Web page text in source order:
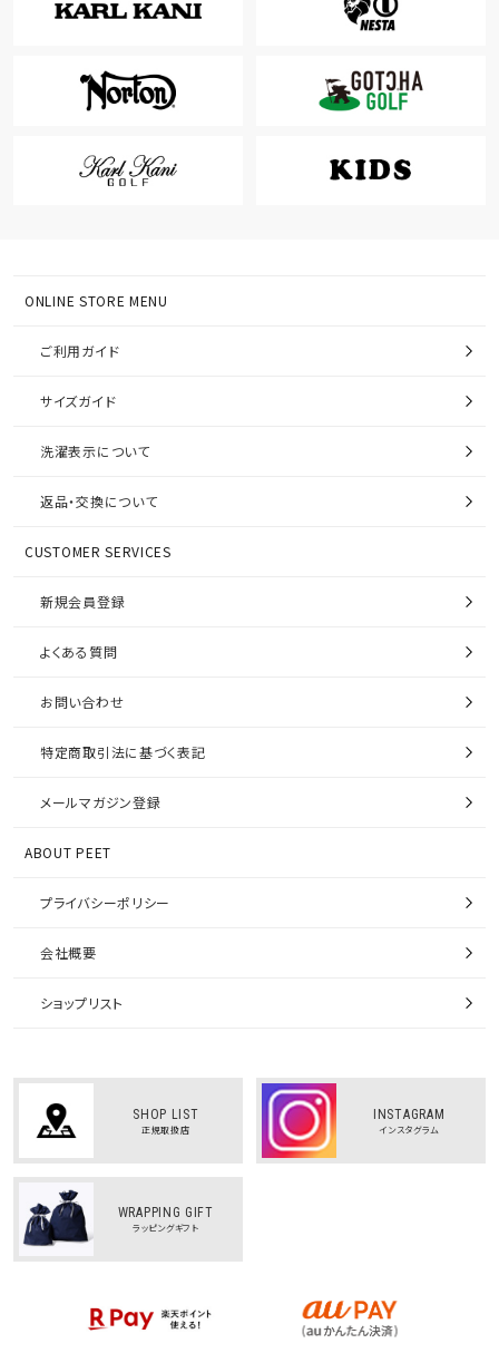
ONLINE STORE MENU
ご利用ガイド
サイズガイド
洗濯表示について
返品・交換について
CUSTOMER SERVICES
新規会員登録
よくある質問
お問い合わせ
特定商取引法に基づく表記
メールマガジン登録
ABOUT PEET
プライバシーポリシー
会社概要
ショップリスト
SHOP LIST
正規取扱店
INSTAGRAM
インスタグラム
WRAPPING GIFT
ラッピングギフト